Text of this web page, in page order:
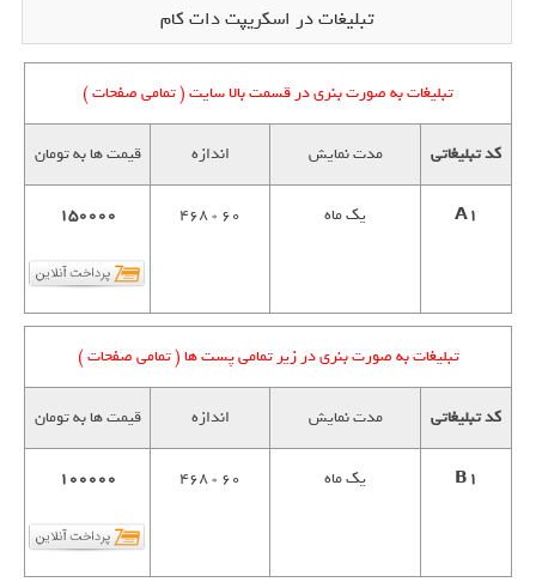
تبلیغات در اسکریپت دات کام
تبلیغات به صورت بنری در قسمت بالا سایت ( تمامی صفحات )
کد تبلیغاتی مدت نمایش اندازه قیمت ها به تومان
A1 یک ماه 60 * 468
150000
تبلیغات به صورت بنری در زیر تمامی پست ها ( تمامی صفحات )
کد تبلیغاتی مدت نمایش اندازه قیمت ها به تومان
B1 یک ماه 60 * 468
100000